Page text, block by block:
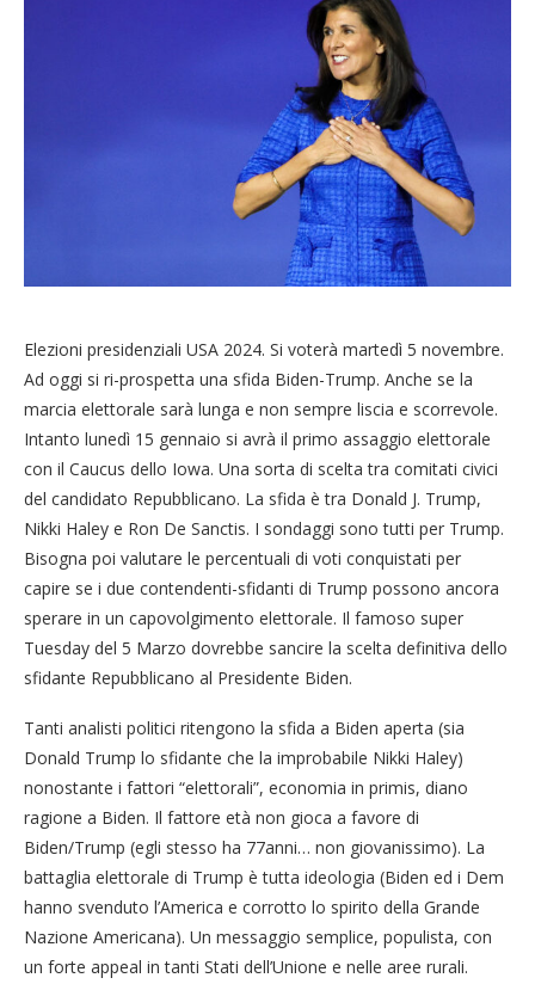
Elezioni presidenziali USA 2024. Si voterà martedì 5 novembre.
Ad oggi si ri-prospetta una sfida Biden-Trump. Anche se la
marcia elettorale sarà lunga e non sempre liscia e scorrevole.
Intanto lunedì 15 gennaio si avrà il primo assaggio elettorale
con il Caucus dello Iowa. Una sorta di scelta tra comitati civici
del candidato Repubblicano. La sfida è tra Donald J. Trump,
Nikki Haley e Ron De Sanctis. I sondaggi sono tutti per Trump.
Bisogna poi valutare le percentuali di voti conquistati per
capire se i due contendenti-sfidanti di Trump possono ancora
sperare in un capovolgimento elettorale. Il famoso super
Tuesday del 5 Marzo dovrebbe sancire la scelta definitiva dello
sfidante Repubblicano al Presidente Biden.
Tanti analisti politici ritengono la sfida a Biden aperta (sia
Donald Trump lo sfidante che la improbabile Nikki Haley)
nonostante i fattori “elettorali”, economia in primis, diano
ragione a Biden. Il fattore età non gioca a favore di
Biden/Trump (egli stesso ha 77anni… non giovanissimo). La
battaglia elettorale di Trump è tutta ideologia (Biden ed i Dem
hanno svenduto l’America e corrotto lo spirito della Grande
Nazione Americana). Un messaggio semplice, populista, con
un forte appeal in tanti Stati dell’Unione e nelle aree rurali.